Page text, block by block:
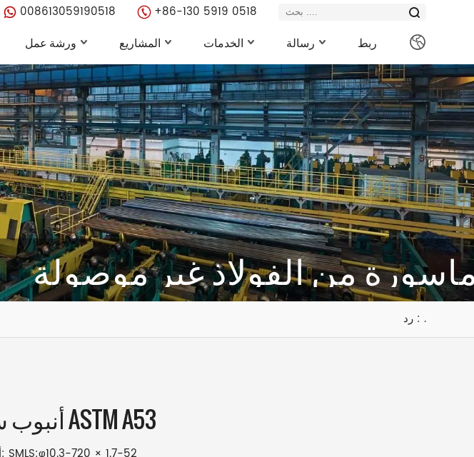
+86-130 5919 0518
008613059190518
ورشة عمل المشاريع الخدمات رسالة ربط
من الفولاذ غير موصولة
رد : .
أنبوب سلس ASTM A53